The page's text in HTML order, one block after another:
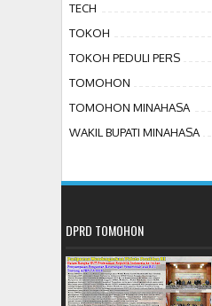
TECH
TOKOH
TOKOH PEDULI PERS
TOMOHON
TOMOHON MINAHASA
WAKIL BUPATI MINAHASA
DPRD TOMOHON